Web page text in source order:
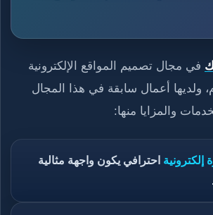
في مجال تصميم المواقع الإلكترونية
من 11 عام، ولديها أعمال سابقة في هذا المجال
والمزايا منها:
احترافي يكون واجهة مثالية